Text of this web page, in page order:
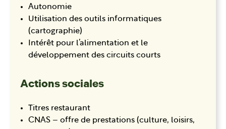
Autonomie
Utilisation des outils informatiques
(cartographie)
Intérêt pour l’alimentation et le
développement des circuits courts
Actions sociales
Titres restaurant
CNAS – offre de prestations (culture, loisirs,